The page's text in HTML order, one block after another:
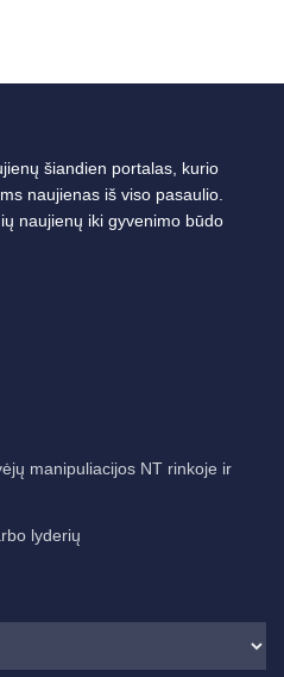
šiandien portalas, kurio
naujienas iš viso pasaulio.
naujienų iki gyvenimo būdo
manipuliacijos NT rinkoje ir
lyderių